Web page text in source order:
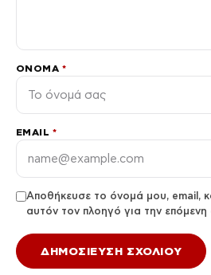
ΌΝΟΜΑ *
EMAIL *
Αποθήκευσε το όνομά μου, email,
αυτόν τον πλοηγό για την